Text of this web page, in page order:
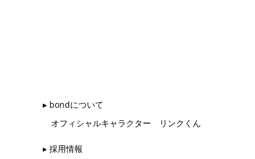
▸ bondについて
オフィシャルキャラクター リンクくん
▸ 採用情報